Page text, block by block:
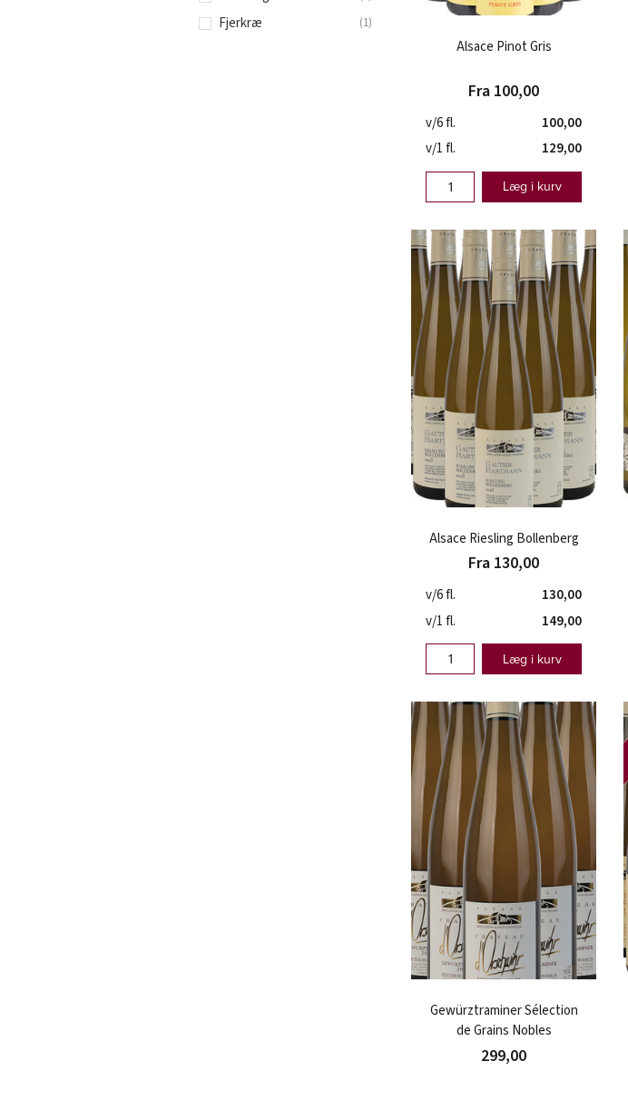
Fjerkræ (1)
Alsace Pinot Gris
Fra 100,00
v/6 fl.
100,00
v/1 fl.
129,00
Læg i kurv
Alsace Riesling Bollenberg
Fra 130,00
v/6 fl.
130,00
v/1 fl.
149,00
Læg i kurv
Gewürztraminer Sélection
de Grains Nobles
299,00